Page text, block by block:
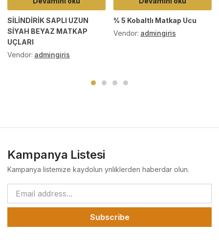
SİLİNDİRİK SAPLI UZUN
SİYAH BEYAZ MATKAP
UÇLARI
Vendor: admingiris
% 5 Kobaltlı Matkap Ucu
Vendor: admingiris
Kampanya Listesi
Kampanya listemize kaydolun ynliklerden haberdar olun.
Subscribe